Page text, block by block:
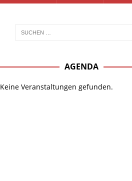
AGENDA
Keine Veranstaltungen gefunden.